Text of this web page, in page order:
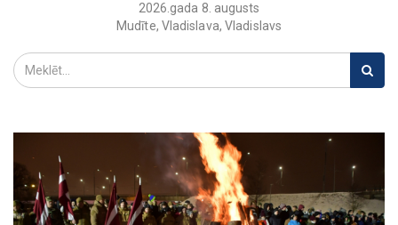
2026.gada 8. augusts
Mudīte, Vladislava, Vladislavs